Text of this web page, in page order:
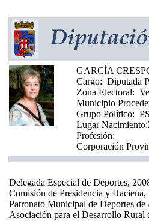
GARCÍA
Cargo: Diputada
Zona Electoral:
Municipio
Grupo Político:
Lugar Nacimiento:
Profesión:
Corporación
Delegada Especial de Deportes,
Comisión de Presidencia y
Patronato Municipal de Deportes de
Asociación para el Desarrollo